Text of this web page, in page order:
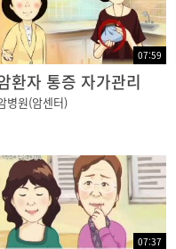
07:59
환자 통증 자가관리
병원(암센터)
07:37